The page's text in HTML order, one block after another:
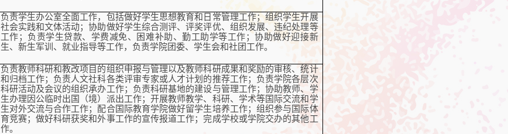
负责学生办公室全面工作，包括做好学生思想教育和日常管理工作；组织学生开展
社会实践和文体活动；协助做好学生综合测评、评奖评优、组织发展、违纪处理等
工作；负责学生贷款、学费减免、困难补助、勤工助学等工作；协助做好迎接新
生、新生军训、就业指导等工作，负责学院团委、学生会和社团工作。
负责教师科研和教改项目的组织申报与管理以及教师科研成果和奖励的审核、统计
和归档工作；负责人文社科各类评审专家或人才计划的推荐工作；负责学院各层次
科研活动及会议的组织承办工作；负责科研基地的建设与管理工作；协助教师、学
生办理因公临时出国（境）派出工作；开展教师教学、科研、学术等国际交流和学
生对外交流与合作工作；配合国际教育学院做好留学生培养工作；组织参与国际体
育竞赛；做好科研获奖和外事工作的宣传报道工作；完成学校或学院交办的其他工
作。